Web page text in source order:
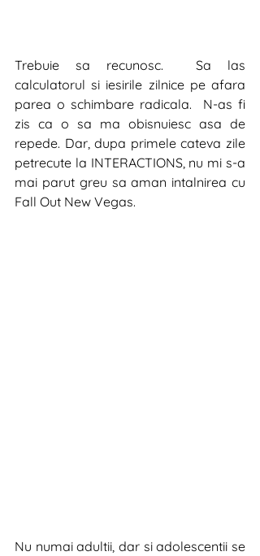
Trebuie sa recunosc.  Sa las
calculatorul si iesirile zilnice pe afara
parea o schimbare radicala.  N-as fi
zis ca o sa ma obisnuiesc asa de
repede. Dar, dupa primele cateva zile
petrecute la INTERACTIONS, nu mi s-a
mai parut greu sa aman intalnirea cu
Fall Out New Vegas.
Nu numai adultii, dar si adolescentii se